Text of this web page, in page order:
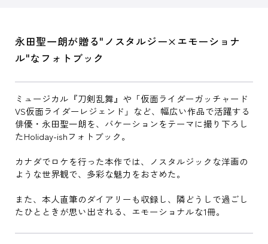
永田聖一朗が贈る"ノスタルジー×エモーショナ
ル"なフォトブック
ミュージカル『刀剣乱舞』や「仮面ライダーガッチャード
VS仮面ライダーレジェンド」など、幅広い作品で活躍する
俳優・永田聖一朗を、バケーションをテーマに撮り下ろし
たHoliday-ishフォトブック。
カナダでロケを行った本作では、ノスタルジックな洋画の
ような世界観で、多彩な魅力をおさめた。
また、本人直筆のダイアリーも収録し、隣どうしで過ごし
たひとときが思い出される、エモーショナルな1冊。